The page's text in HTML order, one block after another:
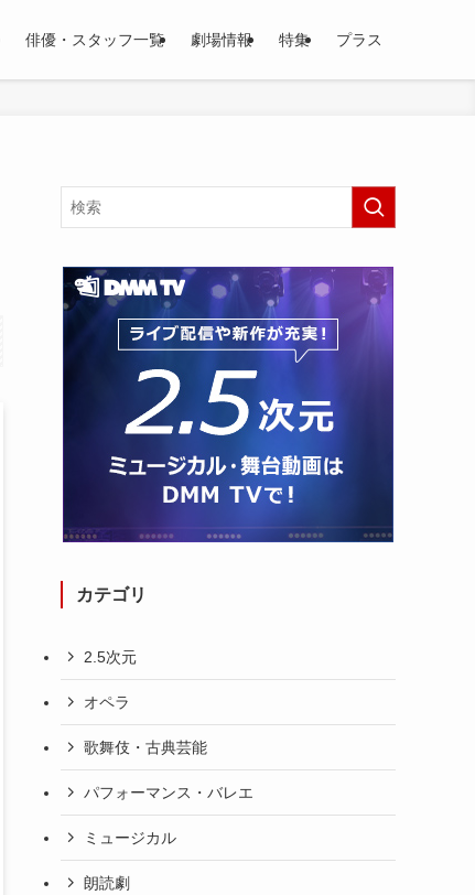
俳優・スタッフ一覧 劇場情報 特集 プラス
カテゴリ
2.5次元
オペラ
歌舞伎・古典芸能
パフォーマンス・バレエ
ミュージカル
朗読劇